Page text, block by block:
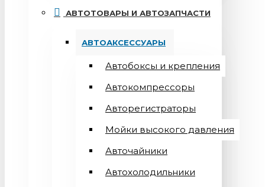
АВТОТОВАРЫ И АВТОЗАПЧАСТИ
АВТОАКСЕССУАРЫ
Автобоксы и крепления
Автокомпрессоры
Авторегистраторы
Мойки высокого давления
Авточайники
Автохолодильники